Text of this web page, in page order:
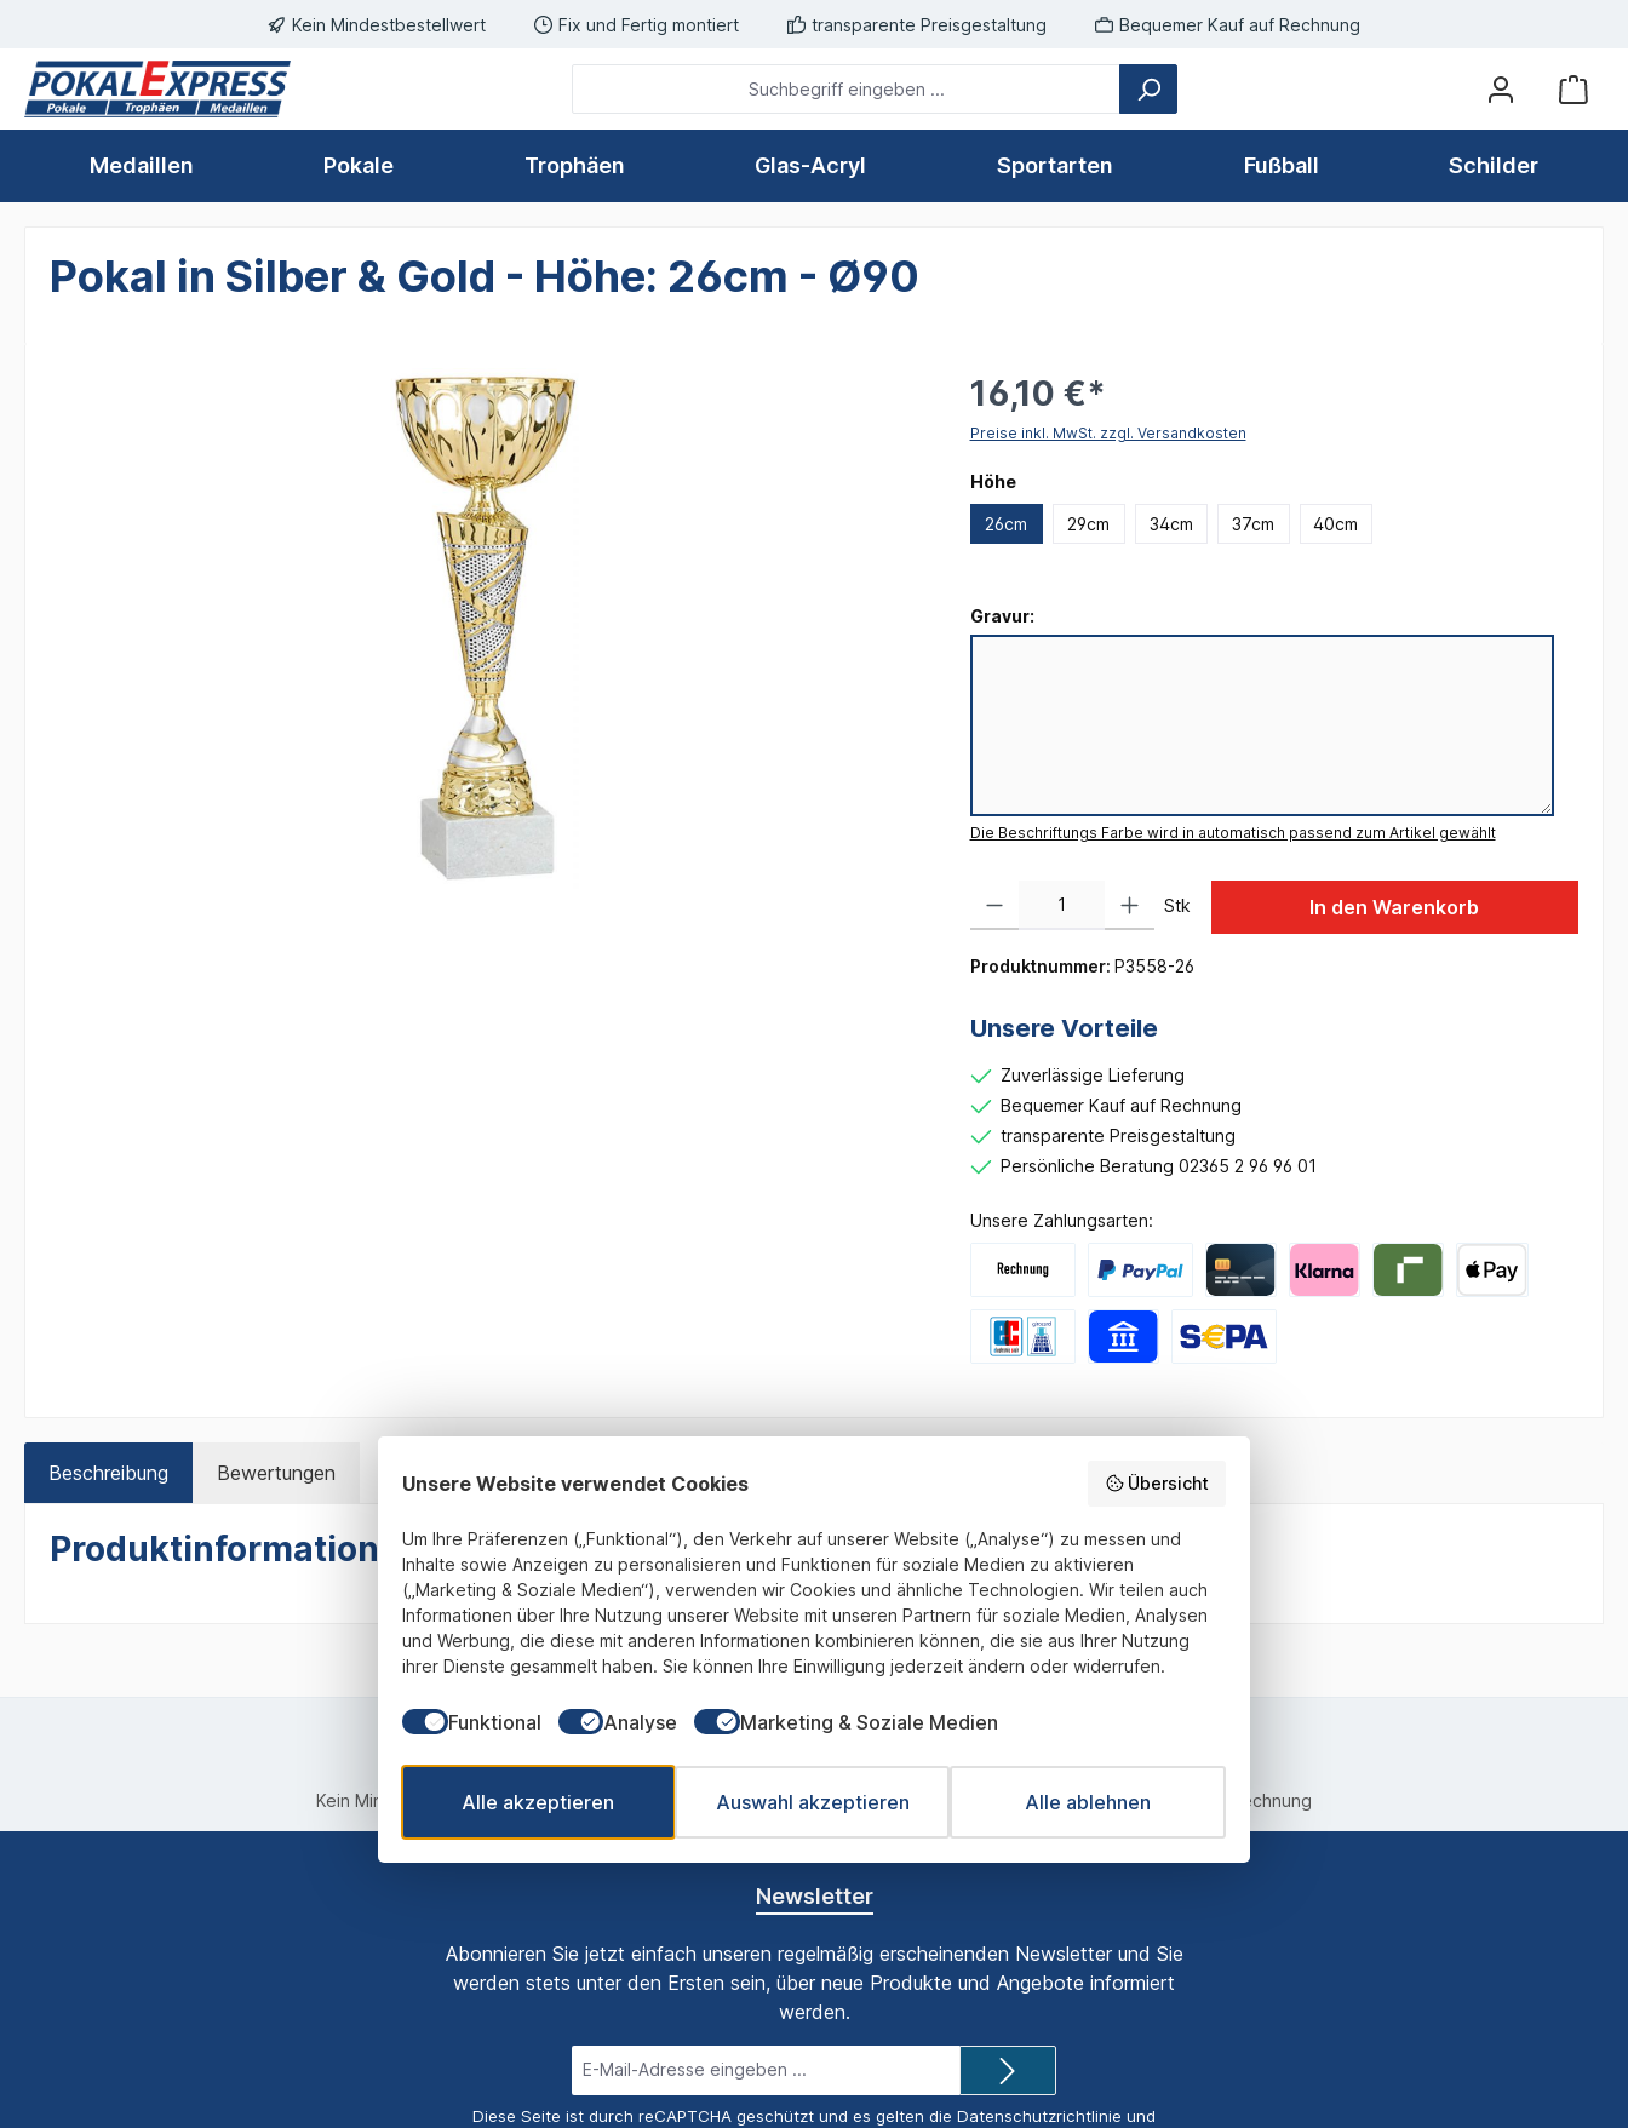
Zur Hauptnavigation springenKein Mindestbestellwert Fix und Fertig montiert transparente Preisgestaltung Bequemer Kauf auf Rechnung
Medaillen Pokale Trophäen Glas-Acryl Sportarten Fußball Schilder
Pokal in Silber & Gold - Höhe: 26cm - Ø90
16,10 €*
Preise inkl. MwSt. zzgl. Versandkosten
Höheauswählen
26cm 29cm 34cm 37cm 40cm
Gravur:
Die Beschriftungs Farbe wird in automatisch passend zum Artikel gewählt
Stk In den Warenkorb
Produktnummer: P3558-26
Unsere Vorteile
Zuverlässige Lieferung
Bequemer Kauf auf Rechnung
transparente Preisgestaltung
Persönliche Beratung 02365 2 96 96 01
Unsere Zahlungsarten:
Beschreibung Bewertungen
Produktinformationen "Pokal in Silber & Gold - Höhe: 26cm - Ø90"
Kein Mindestbestellwert Fix und Fertig montiert transparente Preisgestaltung Bequemer Kauf auf Rechnung
Newsletter
Abonnieren Sie jetzt einfach unseren regelmäßig erscheinenden Newsletter und Sie
werden stets unter den Ersten sein, über neue Produkte und Angebote informiert
werden.
Mail-
Adresse*
Diese Seite ist durch reCAPTCHA geschützt und es gelten die Datenschutzrichtlinie und
Unsere Website verwendet Cookies Übersicht
Um Ihre Präferenzen („Funktional“), den Verkehr auf unserer Website („Analyse“) zu messen und
Inhalte sowie Anzeigen zu personalisieren und Funktionen für soziale Medien zu aktivieren
(„Marketing & Soziale Medien“), verwenden wir Cookies und ähnliche Technologien. Wir teilen auch
Informationen über Ihre Nutzung unserer Website mit unseren Partnern für soziale Medien, Analysen
und Werbung, die diese mit anderen Informationen kombinieren können, die sie aus Ihrer Nutzung
ihrer Dienste gesammelt haben. Sie können Ihre Einwilligung jederzeit ändern oder widerrufen.
Funktional Analyse Marketing & Soziale Medien
Alle ablehnen
Auswahl akzeptieren
Alle akzeptieren